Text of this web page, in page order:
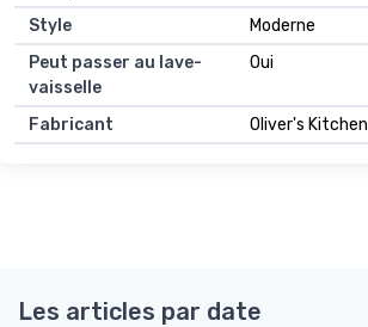
Style
Moderne
Peut passer au lave-
vaisselle
Oui
Fabricant Oliver's Kitchen
Les articles par date